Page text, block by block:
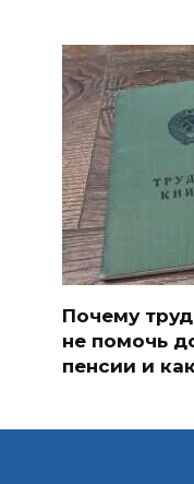
Почему
не помочь
пенсии и